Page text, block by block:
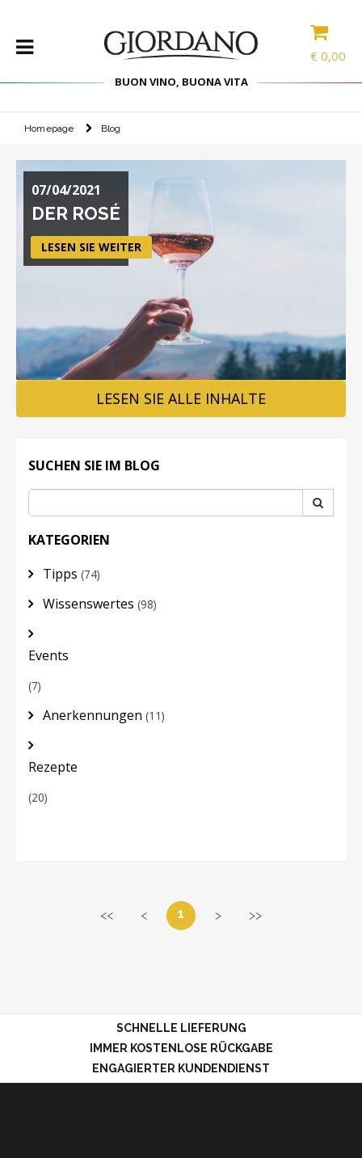
€ 0,00
BUON VINO, BUONA VITA
WEINE
DELIKATESSEN
PROBIERPAKETE
SPIRITOUSEN
ZUBEHÖR
INTERNATIONALE
ANGEBOTE
BLOG
Homepage Blog
07/04/2021
DER ROSÉ
LESEN SIE WEITER
LESEN SIE ALLE INHALTE
SUCHEN SIE IM BLOG
KATEGORIEN
Tipps (74)
Wissenswertes (98)
Events
(7)
Anerkennungen (11)
Rezepte
(20)
<< < 1 > >>
SCHNELLE LIEFERUNG
IMMER KOSTENLOSE RÜCKGABE
ENGAGIERTER KUNDENDIENST